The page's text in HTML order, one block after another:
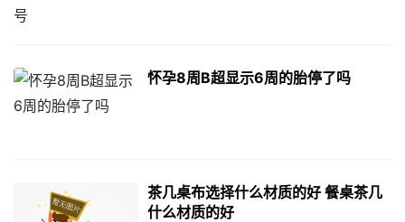
怀孕8周B超显示6周的胎停了吗
茶几桌布选择什么材质的好 餐桌茶几
什么材质的好